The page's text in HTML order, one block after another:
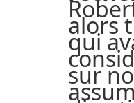
alors
qui
sur